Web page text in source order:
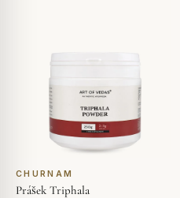
CHURNAM
Prášek Triphala